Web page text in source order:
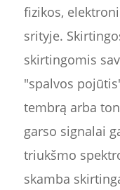
fizikos,
srityje.
skirtingomis
"spalvos
tembrą arba
garso signalai
triukšmo
skamba